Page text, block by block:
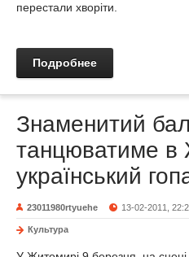
перестали хворіти.
Подробнее
Знаменитий
танцюватиме в
український
23011980rtyuehe 13-02-2011,
Культура